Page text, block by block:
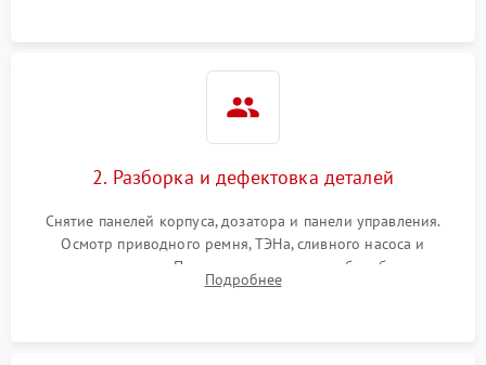
2. Разборка и дефектовка деталей
Снятие панелей корпуса, дозатора и панели управления.
Осмотр приводного ремня, ТЭНа, сливного насоса и
амортизаторов. Проверка подшипников барабана и
крестовины на износ, а манжеты люка на разрывы.
Подробнее